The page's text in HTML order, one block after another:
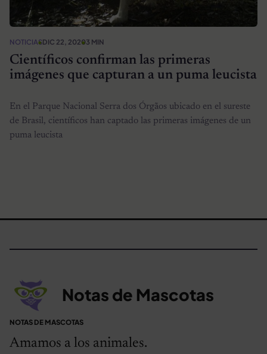
NOTICIASDIC 22, 20203 MIN
Científicos confirman las primeras
imágenes que capturan a un puma leucista
En el Parque Nacional Serra dos Órgãos ubicado en el sureste
de Brasil, científicos han captado las primeras imágenes de un
puma leucista
Notas de Mascotas
NOTAS DE MASCOTAS
Amamos a los animales.